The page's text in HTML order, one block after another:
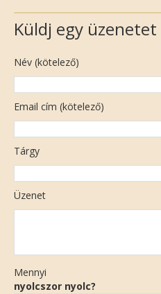
Küldj egy üzenetet
Név (kötelező)
Email cím (kötelező)
Tárgy
Üzenet
Mennyi
nyolcszor nyolc?